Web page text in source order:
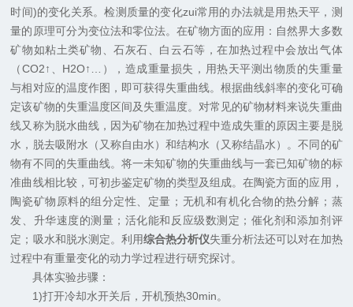
时间)的变化关系。检测质量的变化zui常用的办法就是用热天平，测
量的原理可分为变位法和零位法。在矿物方面的应用：自然界大多数
矿物如粘土类矿物、石灰石、白云石等，在加热过程中会放出气体
（CO2↑、H2O↑…），造成重量损失，用热天平测出物质的失重量
与相对应的温度作图，即可获得失重曲线。根据曲线斜率的变化可确
定该矿物的失重温度区间及失重温度。对常见的矿物材料来说失重曲
线又称为脱水曲线，因为矿物在加热过程中造成失重的原因主要是脱
水，脱去吸附水（又称自由水）和结构水（又称结晶水）。不同的矿
物有不同的失重曲线。将一未知矿物的失重曲线与一套已知矿物的标
准曲线相比较，可初步鉴定矿物的类型及组成。在陶瓷方面的应用，
陶瓷矿物原料的组分定性、定量；无机和有机化合物的热分解；蒸
发、升华速度的测量；活化能和反应级数测定；催化剂和添加剂评
定；吸水和脱水测定。利用综合热分析仪失重分析法还可以对在加热
过程中有重量变化的动力学过程进行研究探讨。
具体实验步骤：
1)打开冷却水开关后，开机预热30min。